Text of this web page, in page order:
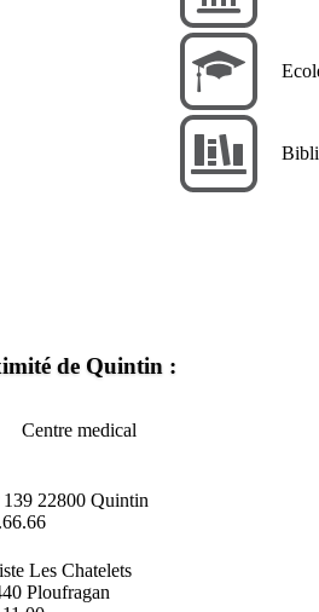
de Quintin :
Centre medical
139 22800 Quintin
Les Chatelets
Ploufragan